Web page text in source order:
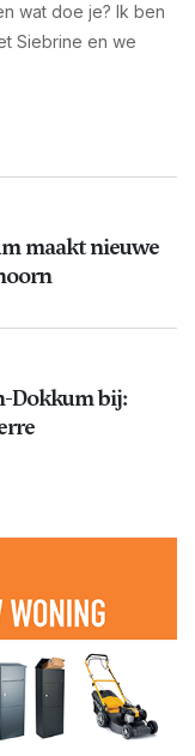
wat doe je? Ik ben
Siebrine en we
maakt nieuwe
Dokkum bij: